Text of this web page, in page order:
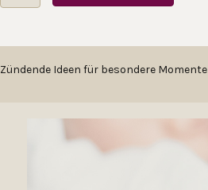
Zündende Ideen für besondere Momente